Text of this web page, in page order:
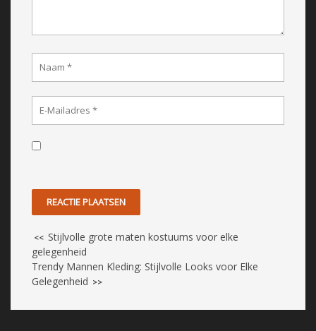
<< Stijlvolle grote maten kostuums voor elke
gelegenheid
Trendy Mannen Kleding: Stijlvolle Looks voor Elke
Gelegenheid >>